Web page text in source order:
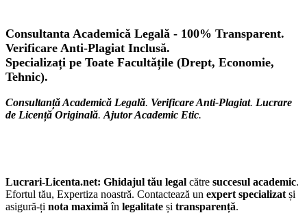
Consultanta Academică Legală - 100% Transparent.
Verificare Anti-Plagiat Inclusă.
Specializați pe Toate Facultățile (Drept, Economie,
Tehnic).
Consultanță Academică Legală. Verificare Anti-Plagiat. Lucrare
de Licență Originală. Ajutor Academic Etic.
Lucrari-Licenta.net: Ghidajul tău legal către succesul academic.
Efortul tău, Expertiza noastră. Contactează un expert specializat și
asigură-ți nota maximă în legalitate și transparență.